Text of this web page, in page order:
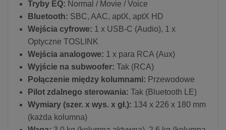
Tryby EQ: Normal / Movie / Voice
Bluetooth: SBC, AAC, aptX, aptX HD
Wejścia cyfrowe: 1 x USB-C (Audio), 1 x
Optyczne TOSLINK
Wejścia analogowe: 1 x para RCA (Aux)
Wyjście na subwoofer: Tak (RCA)
Połączenie między kolumnami: Przewodowe
Pilot zdalnego sterowania: Tak (Bluetooth LE)
Wymiary (szer. x wys. x gł.): 134 x 226 x 180 mm
(każda kolumna)